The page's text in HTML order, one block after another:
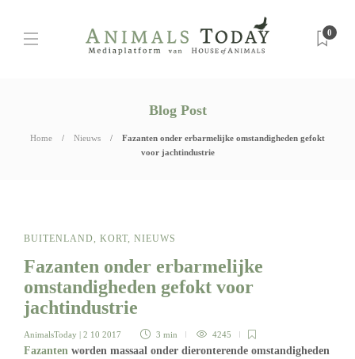
0
Blog Post
Home Nieuws
Fazanten onder erbarmelijke omstandigheden gefokt
voor jachtindustrie
BUITENLAND, KORT, NIEUWS
Fazanten onder erbarmelijke
omstandigheden gefokt voor
jachtindustrie
AnimalsToday | 2 10 2017 3 min 4245
Fazanten worden massaal onder dieronterende omstandigheden